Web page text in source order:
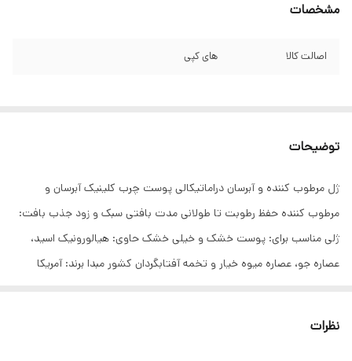
مشخصات
اصالت کالا های کپی
توضیحات
ژل مرطوب کننده و آبرسان دراماتیکالی پوست چرب کلینیک آبرسان و
مرطوب کننده حفظ رطوبت تا طولانی مدت بافتی سبک و زود جذب بافت:
ژلی مناسب برای: پوست خشک و خیلی خشک حاوی: هیالورونیک اسید،
عصاره جو، عصاره میوه خیار و تخمه آفتابگردان کشور مبدا برند: آمریکا
نظرات